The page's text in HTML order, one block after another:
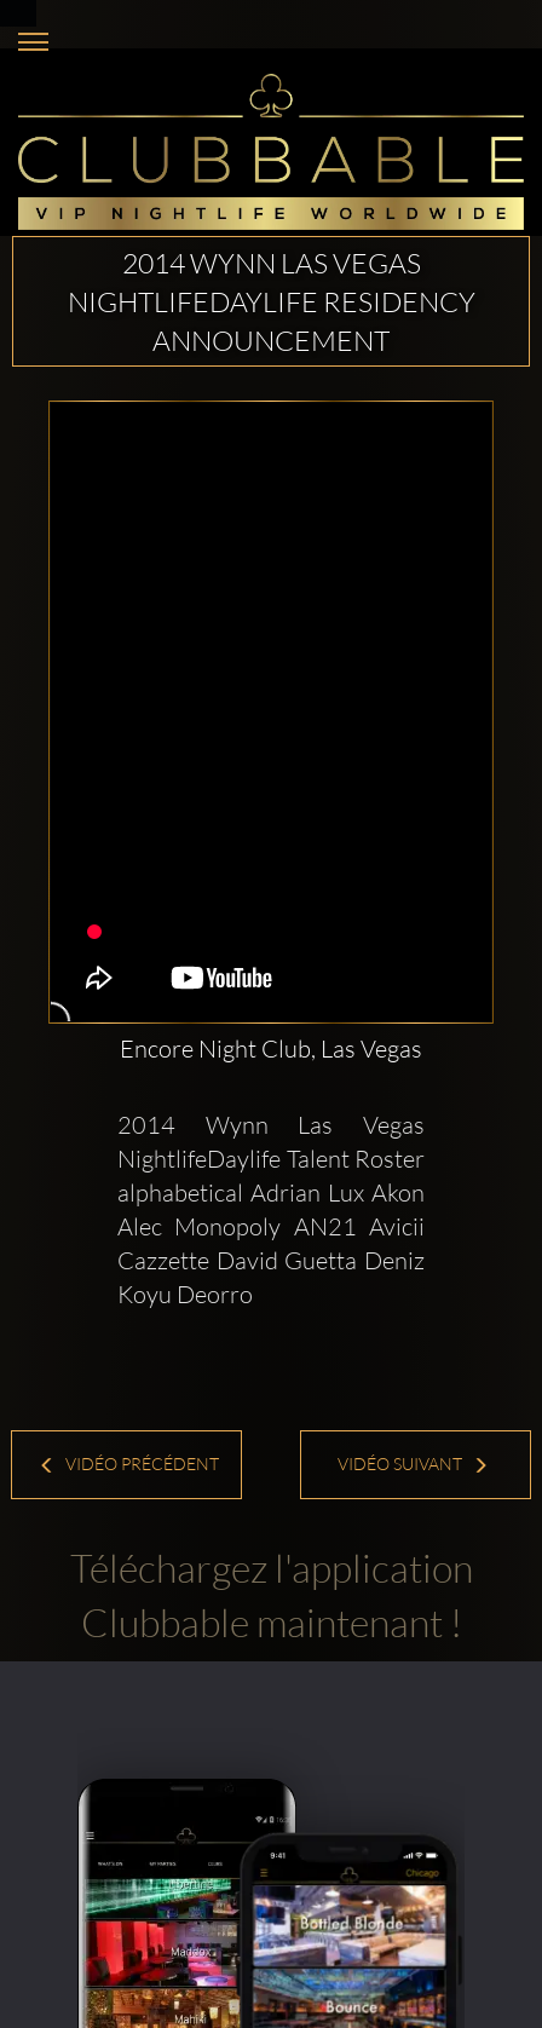
2014 WYNN LAS VEGAS
NIGHTLIFEDAYLIFE RESIDENCY
ANNOUNCEMENT
Encore Night Club, Las Vegas
2014 Wynn Las Vegas
NightlifeDaylife Talent Roster
alphabetical Adrian Lux Akon
Alec Monopoly AN21 Avicii
Cazzette David Guetta Deniz
Koyu Deorro
VIDÉO PRÉCÉDENT VIDÉO SUIVANT
Téléchargez l'application
Clubbable maintenant !